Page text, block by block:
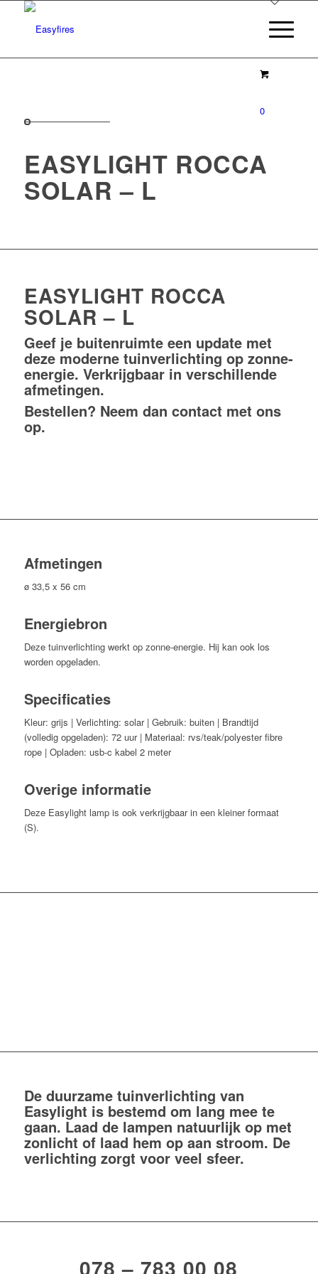
0
EASYLIGHT ROCCA
SOLAR – L
EASYLIGHT ROCCA
SOLAR – L
Geef je buitenruimte een update met
deze moderne tuinverlichting op zonne-
energie. Verkrijgbaar in verschillende
afmetingen.
Bestellen? Neem dan contact met ons
op.
Afmetingen
ø 33,5 x 56 cm
Energiebron
Deze tuinverlichting werkt op zonne-energie. Hij kan ook los
worden opgeladen.
Specificaties
Kleur: grijs | Verlichting: solar | Gebruik: buiten | Brandtijd
(volledig opgeladen): 72 uur | Materiaal: rvs/teak/polyester fibre
rope | Opladen: usb-c kabel 2 meter
Overige informatie
Deze Easylight lamp is ook verkrijgbaar in een kleiner formaat
(S).
De duurzame tuinverlichting van
Easylight is bestemd om lang mee te
gaan. Laad de lampen natuurlijk op met
zonlicht of laad hem op aan stroom. De
verlichting zorgt voor veel sfeer.